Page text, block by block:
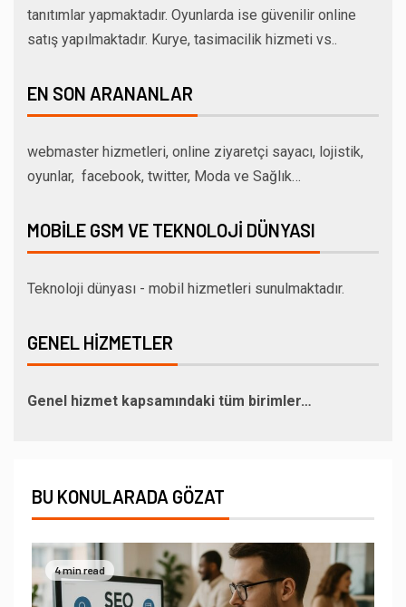
tanıtımlar yapmaktadır. Oyunlarda ise güvenilir online
satış yapılmaktadır. Kurye, tasimacilik hizmeti vs..
EN SON ARANANLAR
webmaster hizmetleri, online ziyaretçi sayacı, lojistik,
oyunlar, facebook, twitter, Moda ve Sağlık…
MOBILE GSM VE TEKNOLOJI DÜNYASI
Teknoloji dünyası - mobil hizmetleri sunulmaktadır.
GENEL HIZMETLER
Genel hizmet kapsamındaki tüm birimler…
BU KONULARADA GÖZAT
4 min read